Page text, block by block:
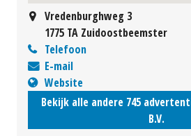
Vredenburghweg 3
1775 TA Zuidoostbeemster
Telefoon
E-mail
Website
Bekijk alle andere 745
B.V.